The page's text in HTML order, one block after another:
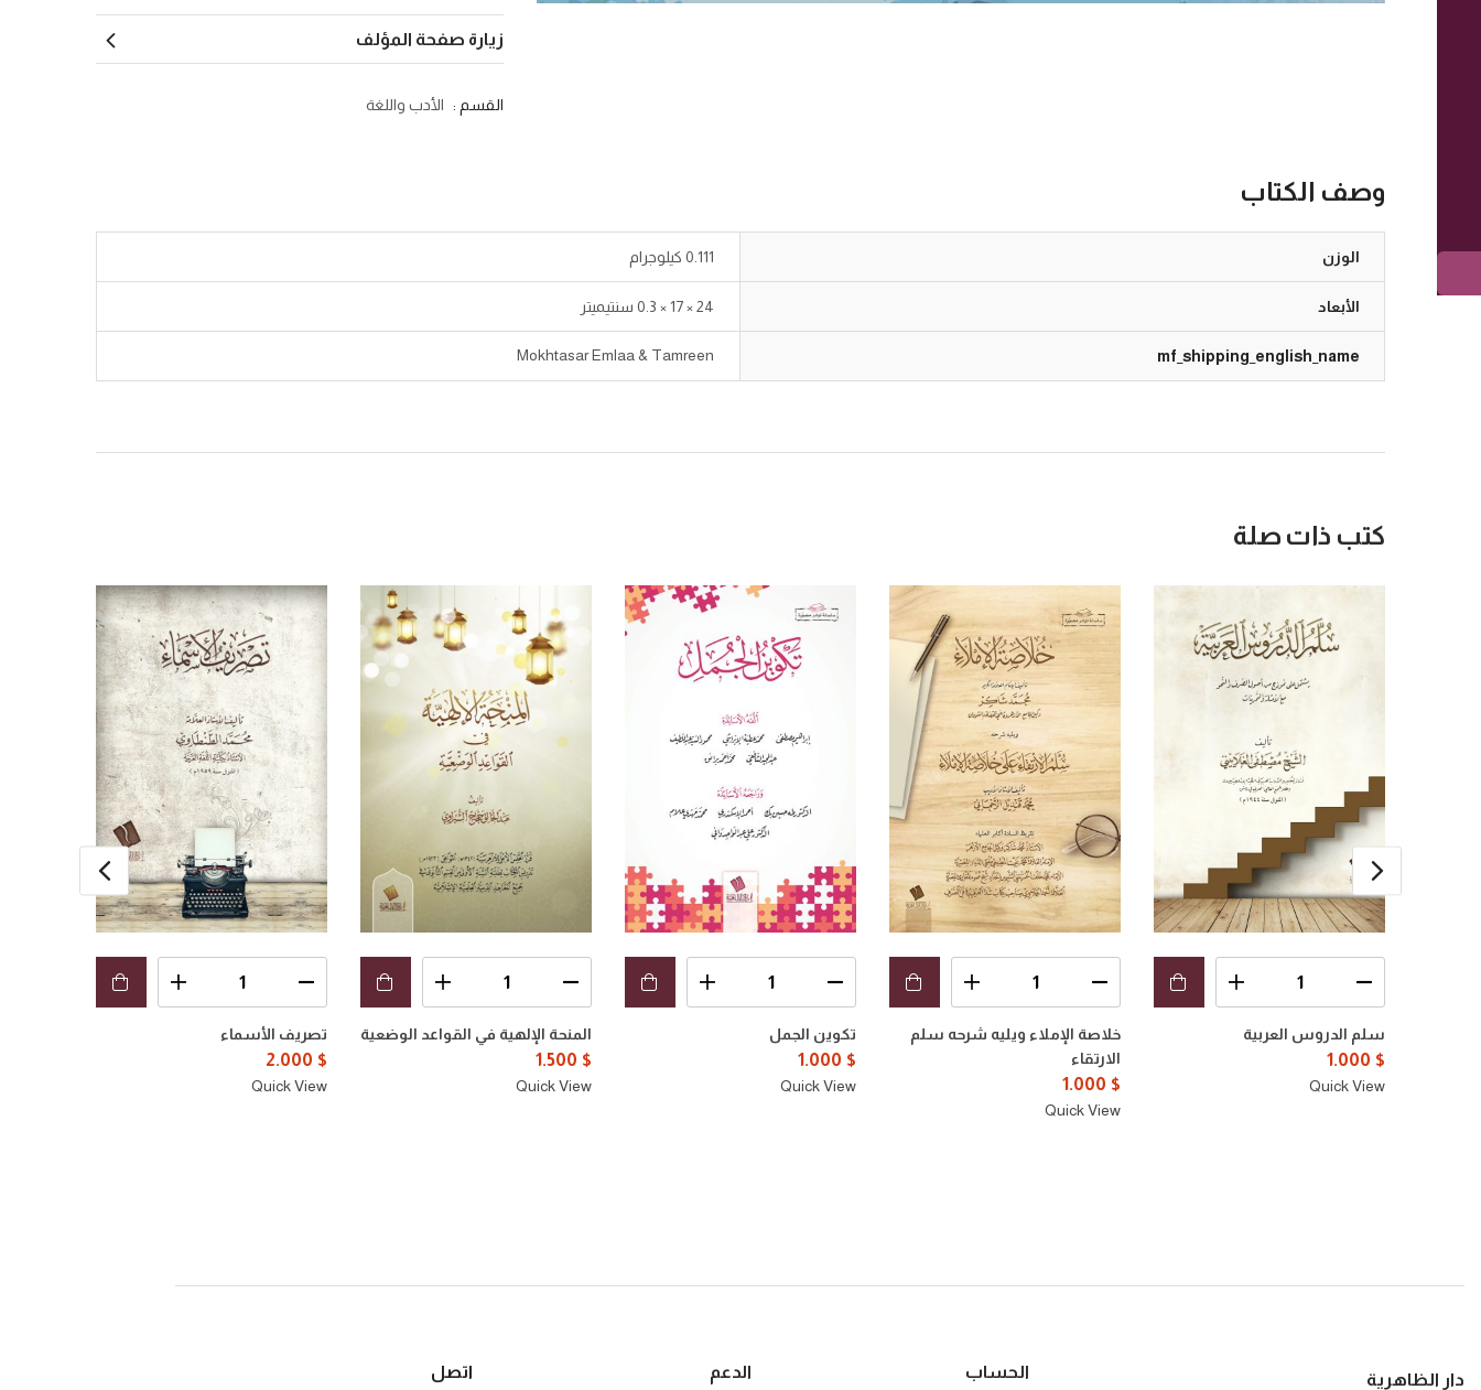
زيارة صفحة المؤلف
القسم : الأدب واللغة
وصف الكتاب
الوزن 0.111 كيلوجرام
الأبعاد 24 × 17 × 0.3 سنتيميتر
mf_shipping_english_name
Mokhtasar Emlaa & Tamreen
كتب ذات صلة
تصريف الأسماء
2.000 $
Quick View
المنحة الإلهية في القواعد الوضعية
1.500 $
Quick View
تكوين الجمل
1.000 $
Quick View
خلاصة الإملاء ويليه شرحه سلم
الارتقاء
1.000 $
Quick View
سلم الدروس العربية
1.000 $
Quick View
دار الظاهرية الحساب الدعم اتصل